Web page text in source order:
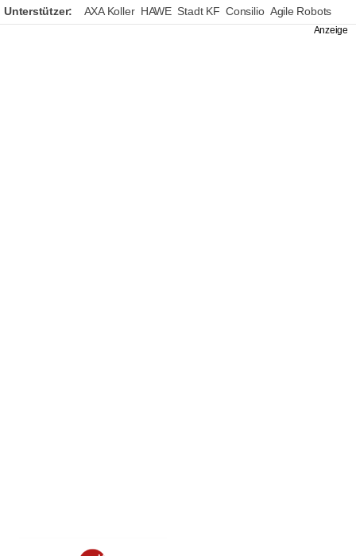
Unterstützer: AXA Koller HAWE Stadt KF Consilio Agile Robots